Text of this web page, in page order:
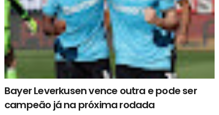
Bayer Leverkusen vence outra e pode ser
campeão já na próxima rodada